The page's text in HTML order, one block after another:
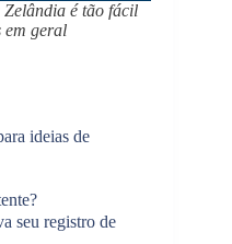
Zelândia é tão fácil
em geral
ideias de
seu registro de